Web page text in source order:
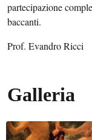
partecipazione
baccanti.
Prof. Evandro Ricci
Galleria